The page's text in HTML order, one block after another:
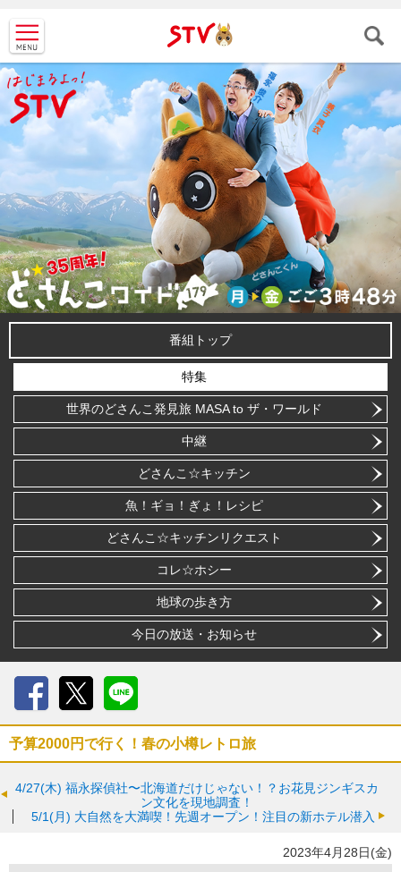
ＳＴＶ札
幌テレビ
番組トップ
特集
世界のどさんこ発見旅 MASA to ザ・ワールド
中継
どさんこ☆キッチン
魚！ギョ！ぎょ！レシピ
どさんこ☆キッチンリクエスト
コレ☆ホシー
地球の歩き方
今日の放送・お知らせ
予算2000円で行く！春の小樽レトロ旅
4/27(木) 福永探偵社〜北海道だけじゃない！？お花見ジンギスカ
ン文化を現地調査！
5/1(月) 大自然を大満喫！先週オープン！注目の新ホテル潜入
2023年4月28日(金)